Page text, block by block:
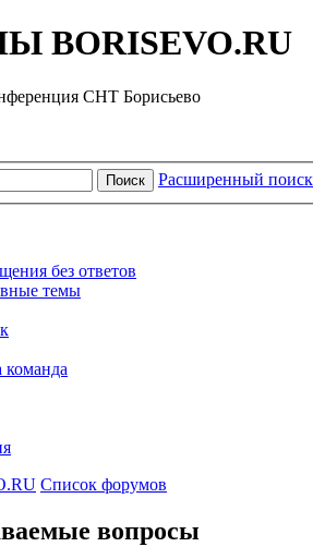
BORISEVO.RU
СНТ Борисьево
Поиск Расширенный поиск
без ответов
темы
Список форумов
вопросы